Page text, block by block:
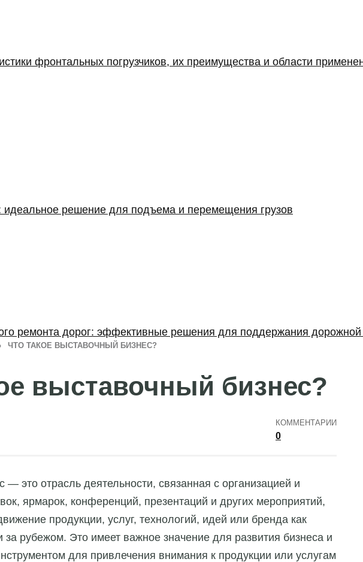
ЧТО ТАКОЕ ВЫСТАВОЧНЫЙ БИЗНЕС?
выставочный бизнес?
КОММЕНТАРИИ
0
— это отрасль деятельности, связанная с организацией и
ярмарок, конференций, презентаций и других мероприятий,
продукции, услуг, технологий, идей или бренда как
за рубежом. Это имеет важное значение для развития бизнеса и
для привлечения внимания к продукции или услугам
фронтальных погрузчиков, их преимущества и области
идеальное решение для подъема и перемещения грузов
ремонта дорог: эффективные решения для поддержания дорожной